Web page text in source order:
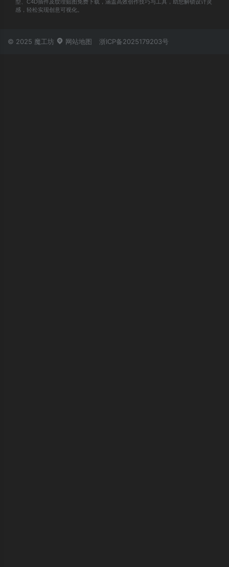
型、C4D插件及纹理贴图免费下载，涵盖高效创作技巧与工具，助您解锁设计灵
感，轻松实现创意可视化。
© 2025 魔工坊 网站地图 浙ICP备2025179203号